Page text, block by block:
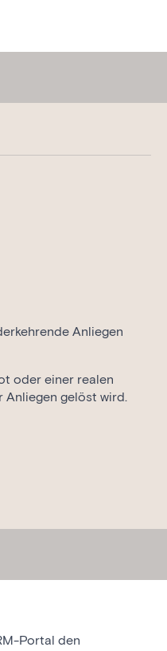
Anliegen
oder einer realen
Anliegen gelöst wird.
Portal den